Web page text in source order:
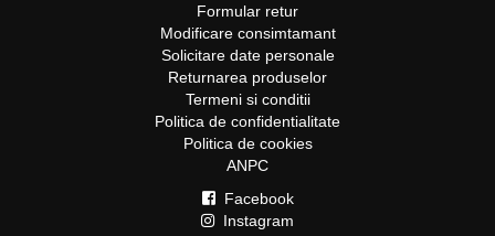
Formular retur
Modificare consimtamant
Solicitare date personale
Returnarea produselor
Termeni si conditii
Politica de confidentialitate
Politica de cookies
ANPC
Facebook
Instagram